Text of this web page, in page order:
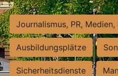
Journalismus, PR, Medien,
Ausbildungsplätze
Sicherheitsdienste